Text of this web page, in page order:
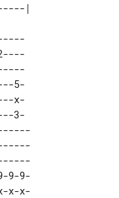
5-
x-
3-
9-9-
x-x-